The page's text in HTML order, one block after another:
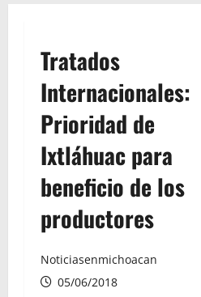
Tratados
Internacionales:
Prioridad de
Ixtláhuac para
beneficio de los
productores
Noticiasenmichoacan
05/06/2018